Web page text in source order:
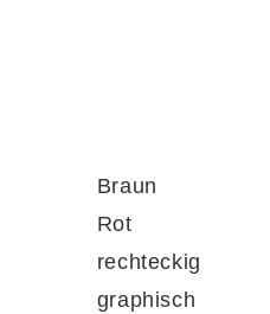
gekettelt und vor
Braun
Rot
rechteckig
graphisch